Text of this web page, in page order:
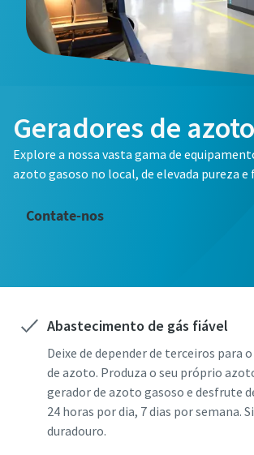
Geradores de
Explore a nossa vasta gama de
azoto gasoso no local, de elevada pureza e
Contate-nos
Abastecimento de gás fiável
Deixe de depender de terceiros para
de azoto. Produza o seu próprio
gerador de azoto gasoso e desfrute
24 horas por dia, 7 dias por semana.
duradouro.